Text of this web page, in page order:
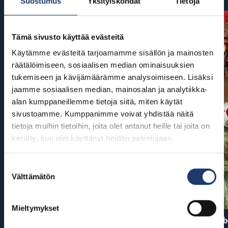
Tämä sivusto käyttää evästeitä
Käytämme evästeitä tarjoamamme sisällön ja mainosten
räätälöimiseen, sosiaalisen median ominaisuuksien
tukemiseen ja kävijämäärämme analysoimiseen. Lisäksi
jaamme sosiaalisen median, mainosalan ja analytiikka-
alan kumppaneillemme tietoja siitä, miten käytät
sivustoamme. Kumppanimme voivat yhdistää näitä
tietoja muihin tietoihin, joita olet antanut heille tai joita on
kerätty, kun olet käyttänyt heidän palvelujaan.
valinta
Välttämätön
Mieltymykset
Ryhmä Hau: Dinoelokuva
Pirates of the